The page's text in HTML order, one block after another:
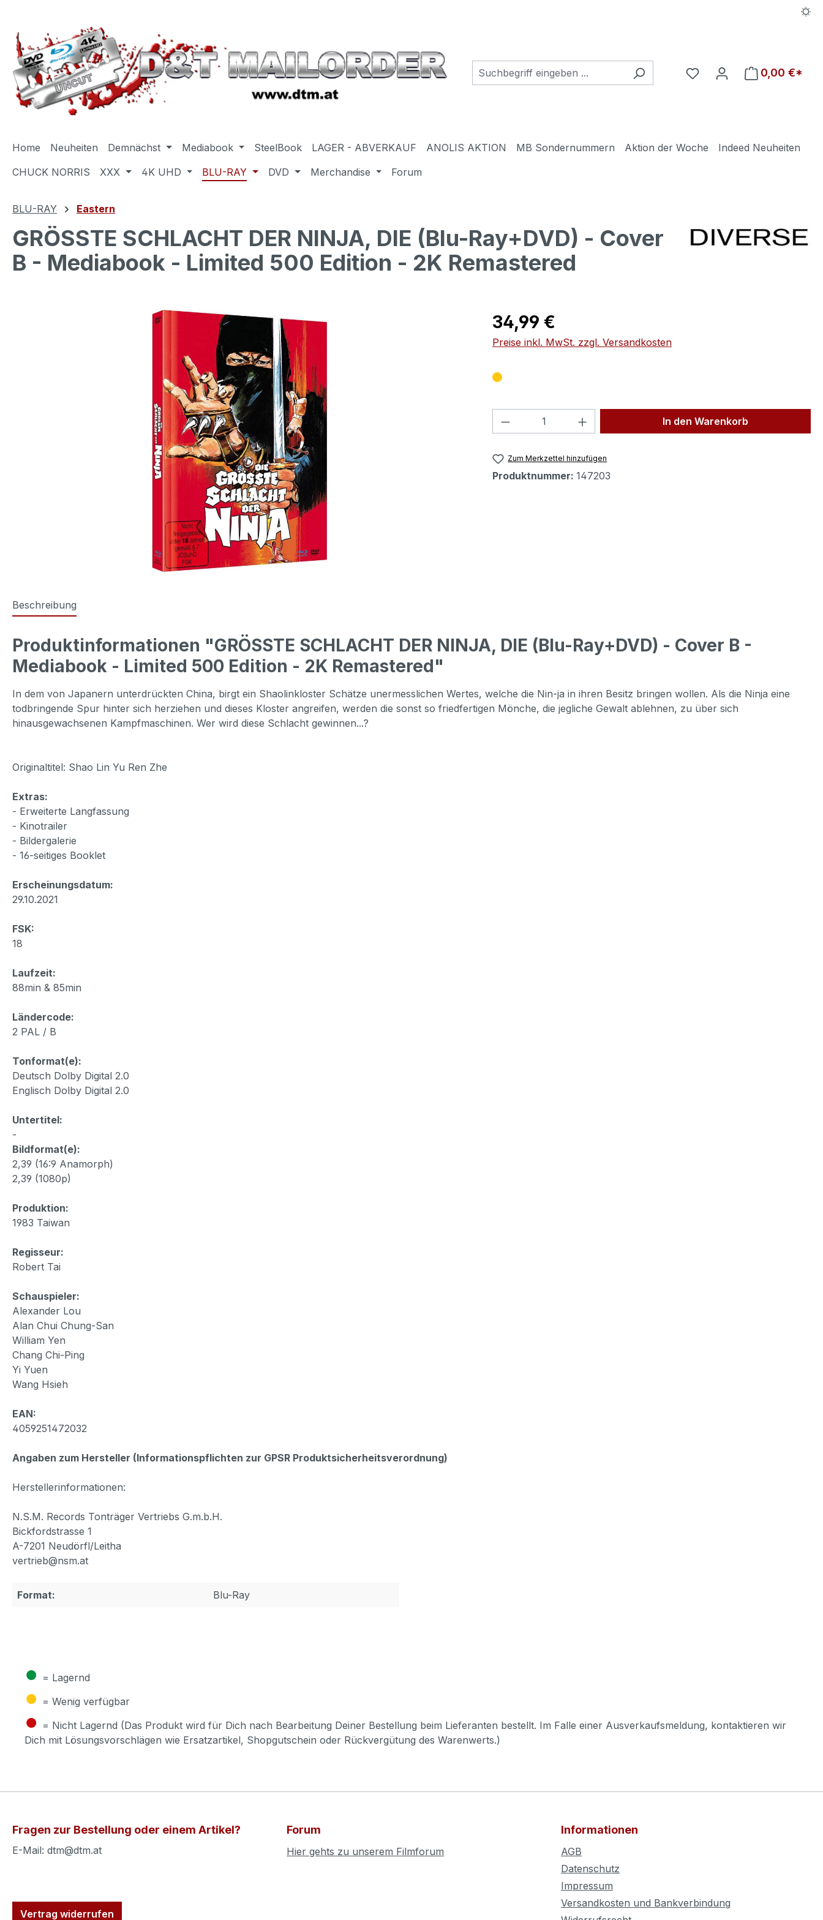
Du hast 0 Produkte auf
0,00 €*
Home Neuheiten Demnächst Mediabook SteelBook LAGER - ABVERKAUF ANOLIS AKTION MB Sondernummern Aktion der Woche
Indeed Neuheiten
CHUCK NORRIS
XXX 4K UHD BLU-RAY DVD Merchandise Forum
BLU-RAY Eastern
GRÖSSTE SCHLACHT DER NINJA, DIE (Blu-Ray+DVD) - Cover
B - Mediabook - Limited 500 Edition - 2K Remastered
Regulärer Preis:
34,99 €
Preise inkl. MwSt. zzgl. Versandkosten
Produkt Anzahl: Gib den gewünschten Wert
In den Warenkorb
Zum Merkzettel hinzufügen
Produktnummer: 147203
Beschreibung
Produktinformationen "GRÖSSTE SCHLACHT DER NINJA, DIE (Blu-Ray+DVD) - Cover B -
Mediabook - Limited 500 Edition - 2K Remastered"
In dem von Japanern unterdrückten China, birgt ein Shaolinkloster Schätze unermesslichen Wertes, welche die Nin-ja in ihren Besitz bringen wollen. Als die Ninja eine
todbringende Spur hinter sich herziehen und dieses Kloster angreifen, werden die sonst so friedfertigen Mönche, die jegliche Gewalt ablehnen, zu über sich
hinausgewachsenen Kampfmaschinen. Wer wird diese Schlacht gewinnen...?
Originaltitel: Shao Lin Yu Ren Zhe
Extras:
- Erweiterte Langfassung
- Kinotrailer
- Bildergalerie
- 16-seitiges Booklet
Erscheinungsdatum:
29.10.2021
FSK:
18
Laufzeit:
88min & 85min
Ländercode:
2 PAL / B
Tonformat(e):
Deutsch Dolby Digital 2.0
Englisch Dolby Digital 2.0
Untertitel:
-
Bildformat(e):
2,39 (16:9 Anamorph)
2,39 (1080p)
Produktion:
1983 Taiwan
Regisseur:
Robert Tai
Schauspieler:
Alexander Lou
Alan Chui Chung-San
William Yen
Chang Chi-Ping
Yi Yuen
Wang Hsieh
EAN:
4059251472032
Angaben zum Hersteller (Informationspflichten zur GPSR Produktsicherheitsverordnung)
Herstellerinformationen:
N.S.M. Records Tonträger Vertriebs G.m.b.H.
Bickfordstrasse 1
A-7201 Neudörfl/Leitha
vertrieb@nsm.at
Format: Blu-Ray
● = Lagernd
● = Wenig verfügbar
● = Nicht Lagernd (Das Produkt wird für Dich nach Bearbeitung Deiner Bestellung beim Lieferanten bestellt. Im Falle einer Ausverkaufsmeldung, kontaktieren wir
Dich mit Lösungsvorschlägen wie Ersatzartikel, Shopgutschein oder Rückvergütung des Warenwerts.)
Fragen zur Bestellung oder einem Artikel?
E-Mail: dtm@dtm.at
Vertrag widerrufen
Forum
Hier gehts zu unserem Filmforum
Informationen
AGB
Datenschutz
Impressum
Versandkosten und Bankverbindung